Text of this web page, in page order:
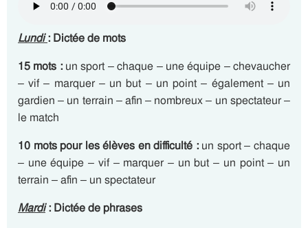
Lundi: Dictée de mots
15 mots : un sport – chaque – une équipe – chevaucher
– vif – marquer – un but – un point – également – un
gardien – un terrain – afin – nombreux – un spectateur –
le match
10 mots pour les élèves en difficulté :un sport – chaque
– une équipe – vif – marquer – un but – un point – un
terrain – afin – un spectateur
Mardi: Dictée de phrases